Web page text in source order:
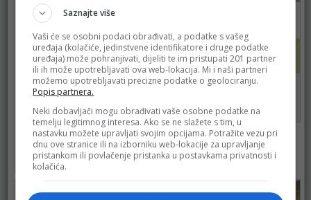
Mercator
do 10.08.2026.
80
Mercator
81
Saznajte više
Vaši će se osobni podaci obrađivati, a podatke s vašeg
uređaja (kolačiće, jedinstvene identifikatore i druge podatke
uređaja) može pohranjivati, dijeliti te im pristupati 201 partner
ili ih može upotrebljavati ova web-lokacija. Mi i naši partneri
možemo upotrebljavati precizne podatke o geolociranju.
Popis partnera.
Neki dobavljači mogu obrađivati vaše osobne podatke na
temelju legitimnog interesa. Ako se ne slažete s tim, u
nastavku možete upravljati svojim opcijama. Potražite vezu pri
dnu ove stranice ili na izborniku web-lokacije za upravljanje
pristankom ili povlačenje pristanka u postavkama privatnosti i
kolačića.